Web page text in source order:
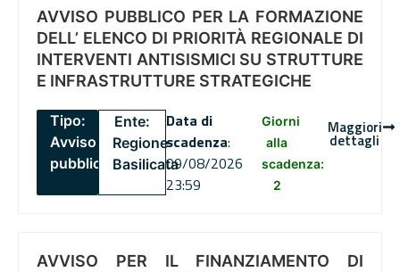
AVVISO PUBBLICO PER LA FORMAZIONE
DELL’ ELENCO DI PRIORITÀ REGIONALE DI
INTERVENTI ANTISISMICI SU STRUTTURE
E INFRASTRUTTURE STRATEGICHE
Tipo:
Avviso
pubblico
Ente:
Regione
Basilicata
Data di
scadenza:
09/08/2026
23:59
Giorni
alla
scadenza:
2
Maggiori
dettagli
AVVISO PER IL FINANZIAMENTO DI